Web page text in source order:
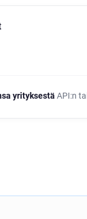
yrityksestä API:n